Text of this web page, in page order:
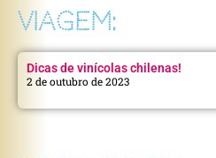
VIAGEM:
Dicas de vinícolas chilenas!
2 de outubro de 2023